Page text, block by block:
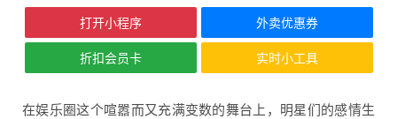
打开小程序 外卖优惠券
折扣会员卡 实时小工具
在娱乐圈这个喧嚣而又充满变数的舞台上，明星们的感情生